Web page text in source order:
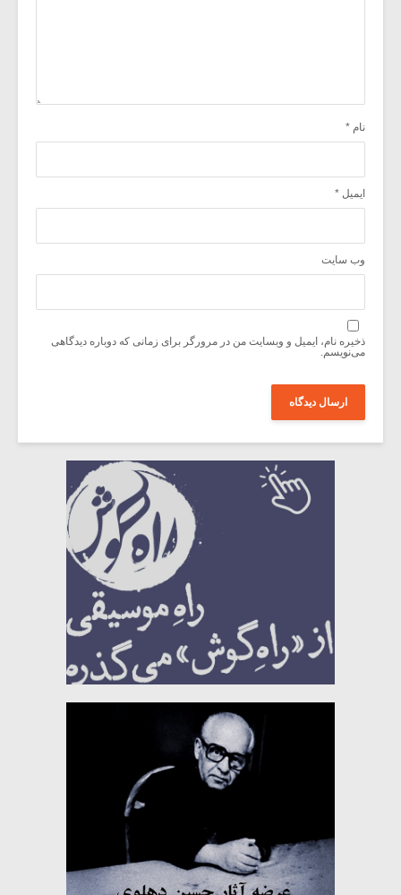
نام *
ایمیل *
وب‌ سایت
ذخیره نام، ایمیل و وبسایت من در مرورگر برای زمانی که دوباره دیدگاهی
می‌نویسم.